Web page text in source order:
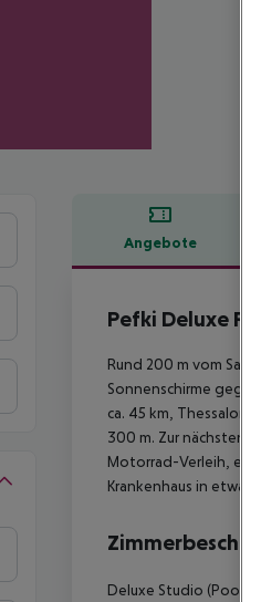
Angebote
Pefki Deluxe
Rund 200 m vom
Sonnenschirme
ca. 45 km,
300 m. Zur nächsten
Motorrad-Verleih, ein
Krankenhaus in etwa
Deluxe Studio